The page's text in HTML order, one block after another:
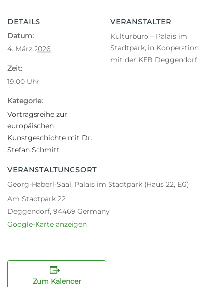
Zum Kalender
DETAILS
Datum:
4. März 2026
Zeit:
19:00 Uhr
Kategorie:
Vortragsreihe zur
europäischen
Kunstgeschichte mit Dr.
Stefan Schmitt
VERANSTALTUNGSORT
Georg-Haberl-Saal, Palais im Stadtpark (Haus 22, EG)
Am Stadtpark 22
Deggendorf, 94469 Germany
Google-Karte anzeigen
VERANSTALTER
Kulturbüro – Palais im
Stadtpark, in Kooperation
mit der KEB Deggendorf